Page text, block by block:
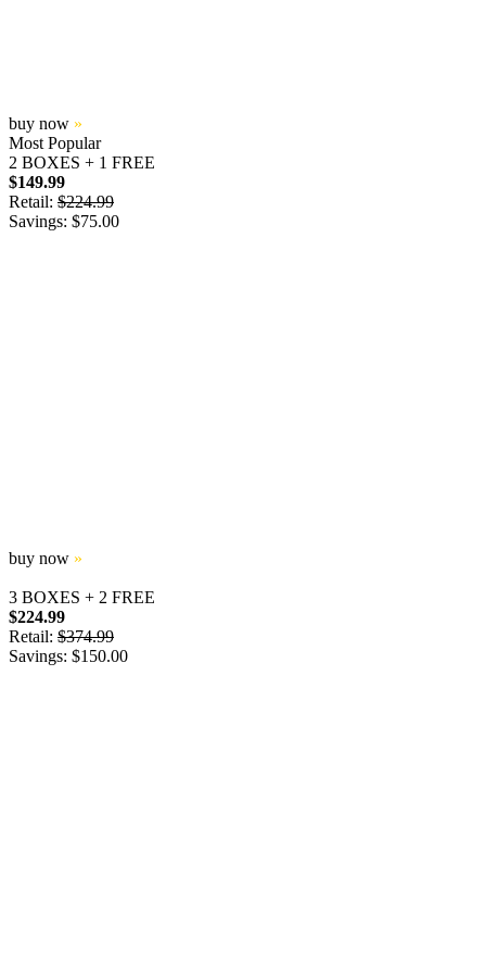
buy now »
Most Popular
2 BOXES + 1 FREE
$149.99
Retail: $224.99
Savings: $75.00
buy now »
3 BOXES + 2 FREE
$224.99
Retail: $374.99
Savings: $150.00